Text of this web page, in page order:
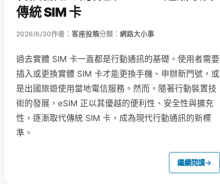
傳統 SIM 卡
2026/6/30作者： 客座投稿分類： 網路大小事
過去實體 SIM 卡一直都是行動通訊的基礎。使用者需要
插入或更換實體 SIM 卡才能更換手機、申辦新門號，或
是出國旅遊使用當地電信服務。然而，隨著行動裝置技
術的發展，eSIM 正以其優越的便利性、安全性與擴充
性，逐漸取代傳統 SIM 卡，成為現代行動通訊的新標
準。
繼續閱讀→